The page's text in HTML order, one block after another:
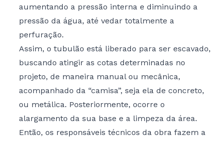
aumentando a pressão interna e diminuindo a
pressão da água, até vedar totalmente a
perfuração.
Assim, o tubulão está liberado para ser escavado,
buscando atingir as cotas determinadas no
projeto, de maneira manual ou mecânica,
acompanhado da “camisa”, seja ela de concreto,
ou metálica. Posteriormente, ocorre o
alargamento da sua base e a limpeza da área.
Então, os responsáveis técnicos da obra fazem a